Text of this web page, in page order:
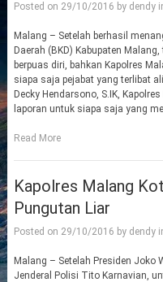
Posted on 29/10/2016 by dendy
Malang – Setelah berhasil
Daerah (BKD) Kabupaten
berpuas diri, bahkan Kapolres
siapa saja pejabat yang terlibat
Decky Hendarsono, S.IK,
laporan untuk siapa saja yang
Read More
Kapolres Malang
Pungutan Liar
Posted on 29/10/2016 by dendy
Malang – Setelah Presiden Joko
Jenderal Polisi Tito Karnavian,